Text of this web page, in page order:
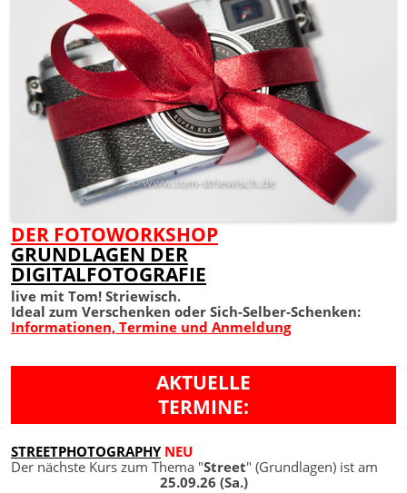
DER FOTOWORKSHOP
GRUNDLAGEN DER
DIGITALFOTOGRAFIE
live mit Tom! Striewisch.
Ideal zum Verschenken oder Sich-Selber-Schenken:
Informationen, Termine und Anmeldung
AKTUELLE
TERMINE:
STREETPHOTOGRAPHY NEU
Der nächste Kurs zum Thema "Street" (Grundlagen) ist am
25.09.26 (Sa.)